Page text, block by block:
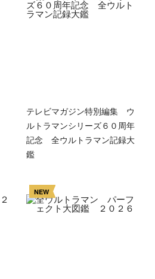
テレビマガジン特別編集 ウ
ルトラマンシリーズ６０周年
記念 全ウルトラマン記録大
鑑
NEW